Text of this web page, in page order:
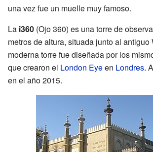
una vez fue un muelle muy famoso.
La i360 (Ojo 360) es una torre de
metros de altura, situada junto al antiguo
moderna torre fue diseñada por los
que crearon el London Eyeen Londres.
en el año 2015.